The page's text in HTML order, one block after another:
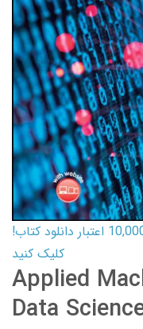
کارت اعتباری کتاب دانلود با 10,000,000 اعتبار دانلود کتاب!
کلیک کنید
Applied
Data